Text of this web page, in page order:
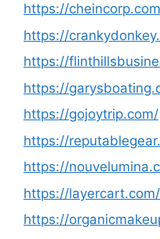
https://
https://
https://
https://
https://gojoytrip.com/
https://
https://
https://layercart.com/
https://